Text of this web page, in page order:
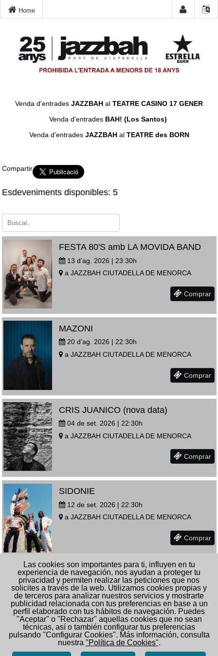
Las cookies son importantes para ti, influyen en tu
experiencia de navegación, nos ayudan a proteger tu
privacidad y permiten realizar las peticiones que nos
solicites a través de la web. Utilizamos cookies propias y
de terceros para analizar nuestros servicios y mostrarte
publicidad relacionada con tus preferencias en base a un
perfil elaborado con tus hábitos de navegación. Puedes
"Aceptar" o "Rechazar" aquellas cookies que no sean
técnicas, así o también configurar tus preferencias
pulsando "Configurar Cookies". Más información, consulta
nuestra "Política de Cookies".
Home
Venda d'entrades JAZZBAH al TEATRE CASINO 17 GENER
Venda d'entrades BAH! (Los Santos)
Venda d'entrades JAZZBAH al TEATRE des BORN
Compartir
Esdeveniments disponibles: 5
FESTA 80'S amb LA MOVIDA BAND
13 d’ag. 2026 | 23:30h
a JAZZBAH CIUTADELLA DE MENORCA
Comprar
MAZONI
20 d’ag. 2026 | 22:30h
a JAZZBAH CIUTADELLA DE MENORCA
Comprar
CRIS JUANICO (nova data)
04 de set. 2026 | 22:30h
a JAZZBAH CIUTADELLA DE MENORCA
Comprar
SIDONIE
12 de set. 2026 | 22:30h
a JAZZBAH CIUTADELLA DE MENORCA
Comprar
StOp,sToP! + Whoremagedon
10 d’oct. 2026 | 22:00h
a JAZZBAH CIUTADELLA DE MENORCA
Comprar